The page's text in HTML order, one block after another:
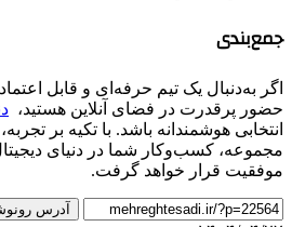
جمع‌بندی
اگر به‌دنبال یک تیم حرفه‌ای و قابل
حضور پرقدرت در فضای آنلاین هستید،
انتخابی هوشمندانه باشد. با تکیه بر
مجموعه، کسب‌وکار شما در دنیای
موفقیت قرار خواهد گرفت.
آدرس